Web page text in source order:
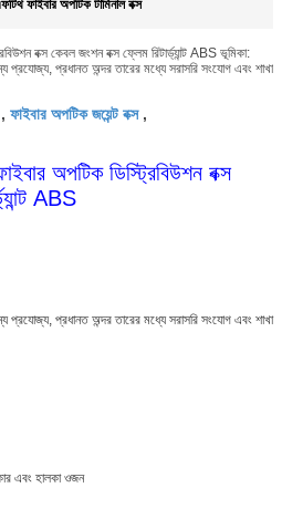
বক্স কেবল জংশন বক্স ফ্লেম রিটার্ড্যান্ট ABS ভূমিকা:
প্রযোজ্য, প্রধানত অন্দর তারের মধ্যে সরাসরি সংযোগ এবং শাখা
ফাইবার অপটিক জয়েন্ট বক্স,
অপটিক ডিস্ট্রিবিউশন বক্স
ABS
প্রযোজ্য, প্রধানত অন্দর তারের মধ্যে সরাসরি সংযোগ এবং শাখা
এবং হালকা ওজন